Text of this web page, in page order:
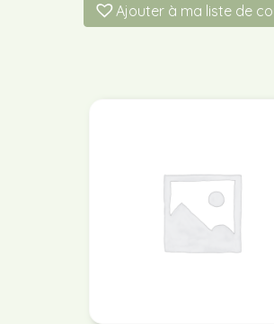
Ajouter à ma liste de